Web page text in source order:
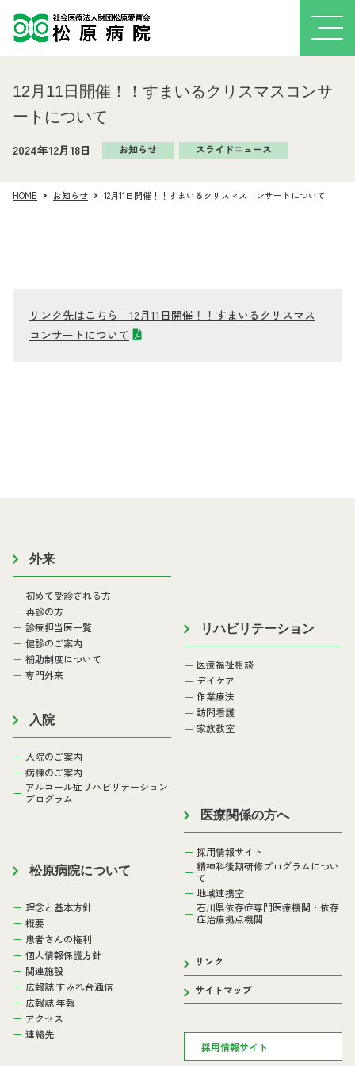
12月11日開催！！すまいるクリスマスコンサ
ートについて
2024年12月18日 お知らせ スライドニュース
HOME お知らせ 12月11日開催！！すまいるクリスマスコンサートについて
リンク先はこちら｜12月11日開催！！すまいるクリスマス
コンサートについて
外来
初めて受診される方
再診の方
診療担当医一覧
健診のご案内
補助制度について
専門外来
入院
入院のご案内
病棟のご案内
アルコール症リハビリテーション
プログラム
リハビリテーション
医療福祉相談
デイケア
作業療法
訪問看護
家族教室
松原病院について
理念と基本方針
概要
患者さんの権利
個人情報保護方針
関連施設
広報誌 すみれ台通信
広報誌 年報
アクセス
連絡先
医療関係の方へ
採用情報サイト
精神科後期研修プログラムについ
て
地域連携室
石川県依存症専門医療機関・依存
症治療拠点機関
リンク
サイトマップ
採用情報サイト